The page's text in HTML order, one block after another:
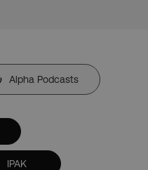
Alpha Podcasts
ΙΡΑΚ